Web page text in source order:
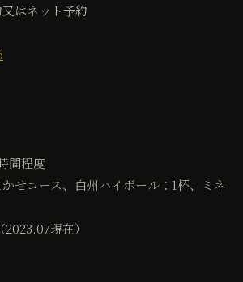
はネット予約
間程度
せコース、白州ハイボール：1杯、ミネ
現在）